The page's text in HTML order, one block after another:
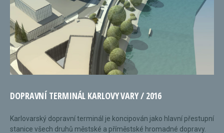
DOPRAVNÍ TERMINÁL KARLOVY VARY / 2016
Karlovarský dopravní terminál je koncipován jako hlavní přestupní
stanice všech druhů městské a příměstské hromadné dopravy.